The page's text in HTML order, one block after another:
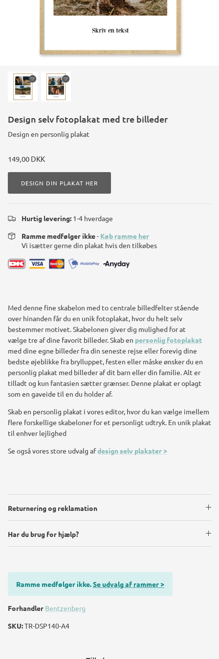
Design selv fotoplakat med tre billeder
Design en personlig plakat
149,00 DKK
DESIGN DIN PLAKAT HER
Hurtig levering: 1-4 hverdage
Ramme medfølger ikke- Køb ramme her
Vi isætter gerne din plakat hvis den tilkøbes
Med denne fine skabelon med to centrale billedfelter stående
over hinanden får du en unik fotoplakat, hvor du helt selv
bestemmer motivet. Skabelonen giver dig mulighed for at
vælge tre af dine favorit billeder. Skab en personlig fotoplakat
med dine egne billeder fra din seneste rejse eller forevig dine
bedste øjeblikke fra brylluppet, festen eller måske ønsker du en
personlig plakat med billeder af dit barn eller din familie. Alt er
tilladt og kun fantasien sætter grænser. Denne plakat er oplagt
som en gaveide til en du holder af.
Skab en personlig plakat i vores editor, hvor du kan vælge imellem
flere forskellige skabeloner for et personligt udtryk. En unik plakat
til enhver lejlighed
Se også vores store udvalg afdesign selv plakater >
Returnering og reklamation
Har du brug for hjælp?
Ramme medfølger ikke.Se udvalg af rammer >
Forhandler Bentzenberg
SKU:TR-DSP140-A4